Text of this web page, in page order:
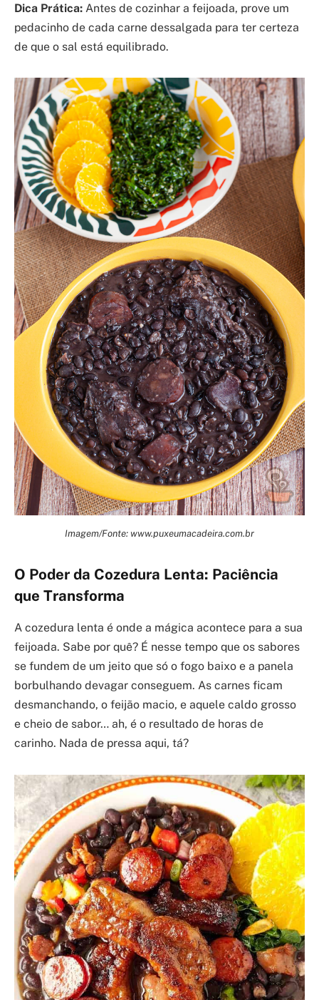
Dica Prática: Antes de cozinhar a feijoada, prove um
pedacinho de cada carne dessalgada para ter certeza
de que o sal está equilibrado.
Imagem/Fonte: www.puxeumacadeira.com.br
O Poder da Cozedura Lenta: Paciência
que Transforma
A cozedura lenta é onde a mágica acontece para a sua
feijoada. Sabe por quê? É nesse tempo que os sabores
se fundem de um jeito que só o fogo baixo e a panela
borbulhando devagar conseguem. As carnes ficam
desmanchando, o feijão macio, e aquele caldo grosso
e cheio de sabor… ah, é o resultado de horas de
carinho. Nada de pressa aqui, tá?